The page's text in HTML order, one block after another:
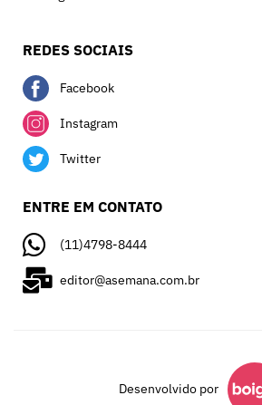
REDES SOCIAIS
Facebook
Instagram
Twitter
ENTRE EM CONTATO
(11)4798-8444
editor@asemana.com.br
Desenvolvido por